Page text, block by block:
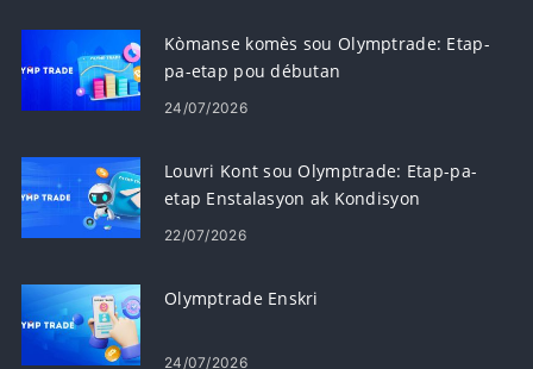
Kòmanse komès sou Olymptrade: Etap-
pa-etap pou débutan
24/07/2026
Louvri Kont sou Olymptrade: Etap-pa-
etap Enstalasyon ak Kondisyon
22/07/2026
Olymptrade Enskri
24/07/2026